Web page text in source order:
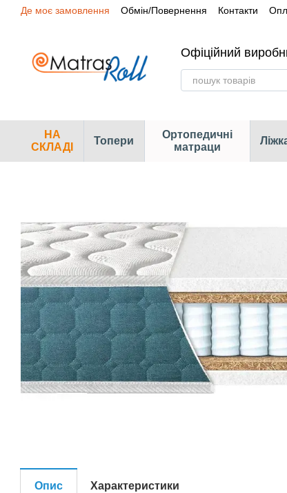
Перейти до основного контенту
Де моє замовлення Обмін/Повернення Контакти
Офіційний
НА
СКЛАДІ
Топери
Ортопедичні
матраци
Опис Характеристики